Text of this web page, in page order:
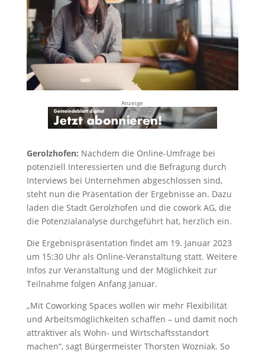
Anzeige
Gerolzhofen: Nachdem die Online-Umfrage bei
potenziell Interessierten und die Befragung durch
Interviews bei Unternehmen abgeschlossen sind,
steht nun die Präsentation der Ergebnisse an. Dazu
laden die Stadt Gerolzhofen und die cowork AG, die
die Potenzialanalyse durchgeführt hat, herzlich ein.
Die Ergebnispräsentation findet am 19. Januar 2023
um 15:30 Uhr als Online-Veranstaltung statt. Weitere
Infos zur Veranstaltung und der Möglichkeit zur
Teilnahme folgen Anfang Januar.
„Mit Coworking Spaces wollen wir mehr Flexibilität
und Arbeitsmöglichkeiten schaffen – und damit noch
attraktiver als Wohn- und Wirtschaftsstandort
machen“, sagt Bürgermeister Thorsten Wozniak. So